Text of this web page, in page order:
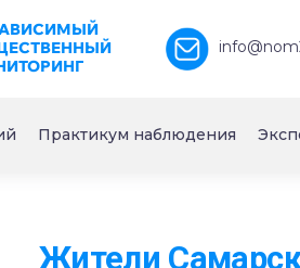
Практикум наблюдения
Жители